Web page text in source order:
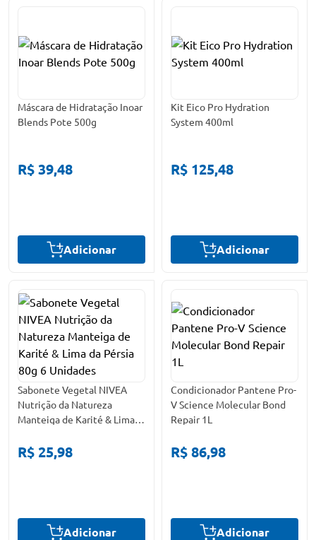
Máscara de Hidratação Inoar
Blends Pote 500g
R$ 39,48
Adicionar
Kit Eico Pro Hydration
System 400ml
R$ 125,48
Adicionar
Sabonete Vegetal NIVEA
Nutrição da Natureza
Manteiga de Karité & Lima
R$ 25,98
Adicionar
Condicionador Pantene Pro-
V Science Molecular Bond
Repair 1L
R$ 86,98
Adicionar